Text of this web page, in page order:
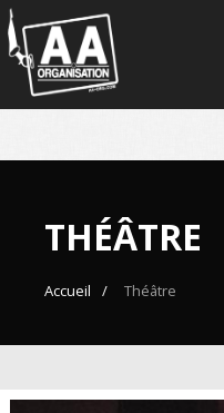
Panneau de gestion des cookies
THÉÂTRE
Accueil Théâtre